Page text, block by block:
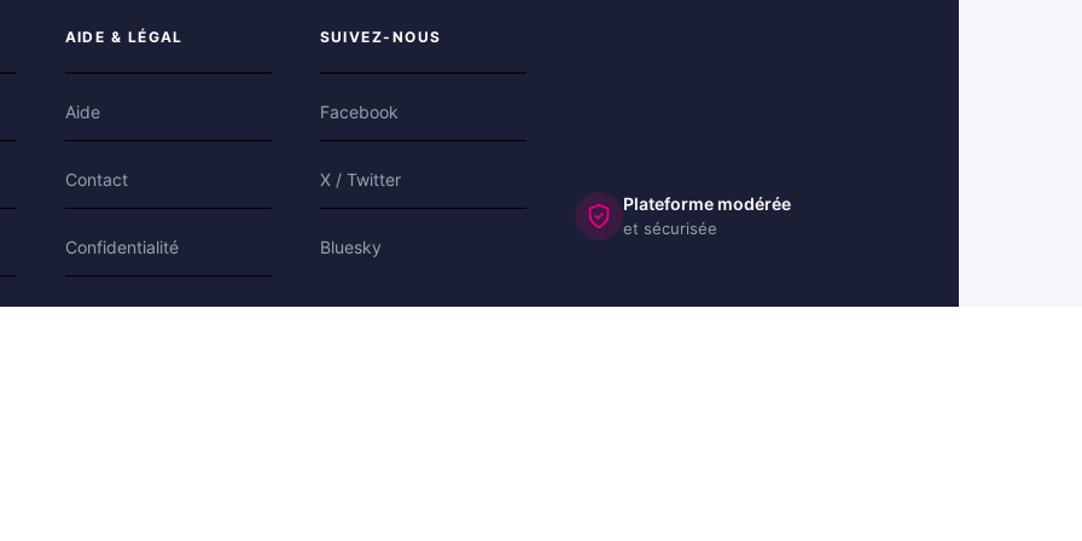
AIDE & LÉGAL
Aide
Contact
Confidentialité
SUIVEZ-NOUS
Facebook
X / Twitter
Bluesky
Plateforme modérée
et sécurisée